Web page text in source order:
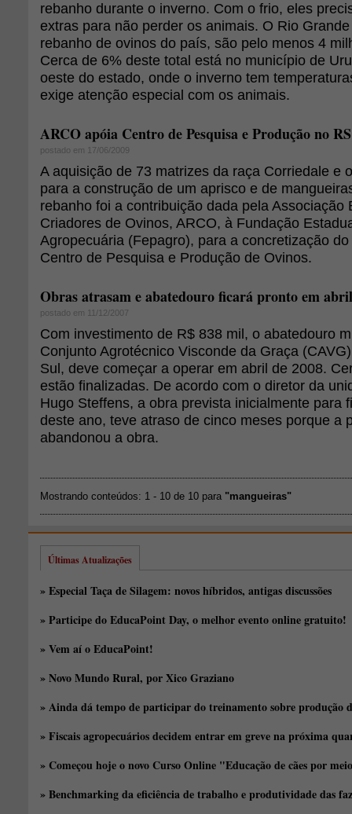
rebanho durante o inverno. Com o frio, eles
extras para não perder os animais. O Rio
rebanho de ovinos do país, são pelo menos 4
Cerca de 6% deste total está no município de
oeste do estado, onde o inverno tem
exige atenção especial com os animais.
ARCO apóia Centro de Pesquisa e Produção no RS
postado em 17/06/2009
A aquisição de 73 matrizes da raça Corriedale e
para a construção de um aprisco e de
rebanho foi a contribuição dada pela Associação
Criadores de Ovinos, ARCO, à Fundação
Agropecuária (Fepagro), para a concretização
Centro de Pesquisa e Produção de Ovinos.
Obras atrasam e abatedouro ficará pronto em abril
postado em 11/12/2007
Com investimento de R$ 838 mil, o abatedouro
Conjunto Agrotécnico Visconde da Graça
Sul, deve começar a operar em abril de 2008.
estão finalizadas. De acordo com o diretor da
Hugo Steffens, a obra prevista inicialmente para
deste ano, teve atraso de cinco meses porque a
abandonou a obra.
Mostrando conteúdos: 1 - 10 de 10 para "mangueiras"
Últimas Atualizações
» Especial Taça de Silagem: novos híbridos, antigas discussões
» Participe do EducaPoint Day, o melhor evento online gratuito!
» Vem aí o EducaPoint!
» Novo Mundo Rural, por Xico Graziano
» Ainda dá tempo de participar do treinamento sobre produção
» Fiscais agropecuários decidem entrar em greve na próxima
» Começou hoje o novo Curso Online "Educação de cães por
» Benchmarking da eficiência de trabalho e produtividade das